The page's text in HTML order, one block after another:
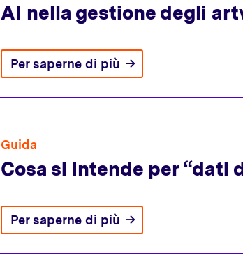
AI nella gestione degli
Per saperne di più
Guida
Cosa si intende per “dati
Per saperne di più